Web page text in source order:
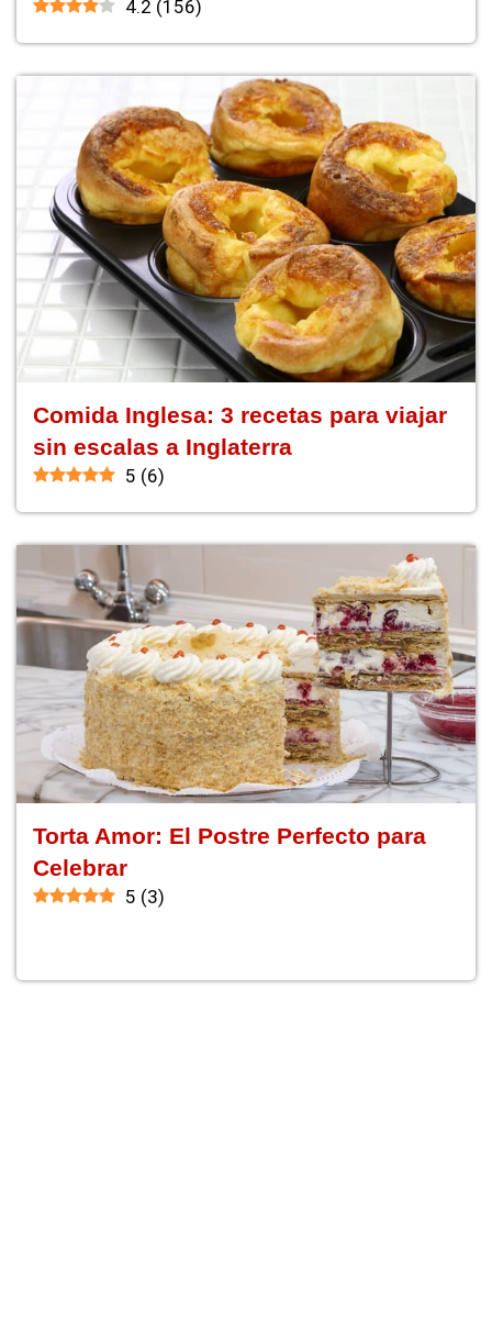
4.2 (156)
Comida Inglesa: 3 recetas para viajar
sin escalas a Inglaterra
5 (6)
Torta Amor: El Postre Perfecto para
Celebrar
5 (3)